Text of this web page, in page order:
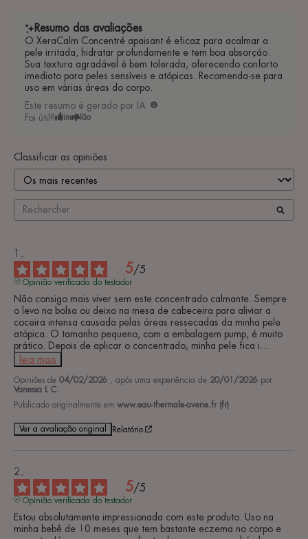
Resumo das avaliações
O XeraCalm Concentré apaisant é eficaz para acalmar a
pele irritada, hidratar profundamente e tem boa absorção.
Sua textura agradável é bem tolerada, oferecendo conforto
imediato para peles sensíveis e atópicas. Recomenda-se para
uso em várias áreas do corpo.
Este resumo é gerado por IA
Foi útil? Sim Não
Classificar as opiniões
5/5
Opinião verificada do testador
Não consigo mais viver sem este concentrado calmante. Sempre
o levo na bolsa ou deixo na mesa de cabeceira para aliviar a
coceira intensa causada pelas áreas ressecadas da minha pele
atópica. O tamanho pequeno, com a embalagem pump, é muito
prático. Depois de aplicar o concentrado, minha pele fica i
leia mais
Opiniões de 04/02/2026 , após uma experiência de 20/01/2026 por
Vanessa L C.
Publicado originalmente em www.eau-thermale-avene.fr (fr)
Ver a avaliação original Relatório
5/5
Opinião verificada do testador
Estou absolutamente impressionada com este produto. Uso na
minha bebê de 10 meses que tem bastante eczema no corpo e